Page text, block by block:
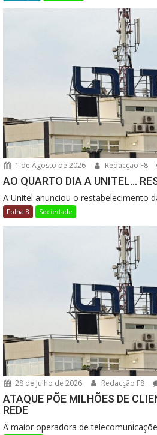
1 de Agosto de 2026 Redacção F8
AO QUARTO DIA A UNITEL…
A Unitel anunciou o restabelecimento
Folha 8 Sociedade
28 de Julho de 2026 Redacção F8
ATAQUE PÕE MILHÕES DE
REDE
A maior operadora de